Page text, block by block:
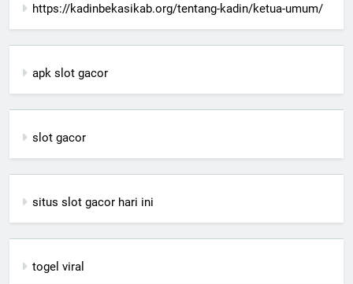
https://kadinbekasikab.org/tentang-kadin/ketua-umum/
apk slot gacor
slot gacor
situs slot gacor hari ini
togel viral